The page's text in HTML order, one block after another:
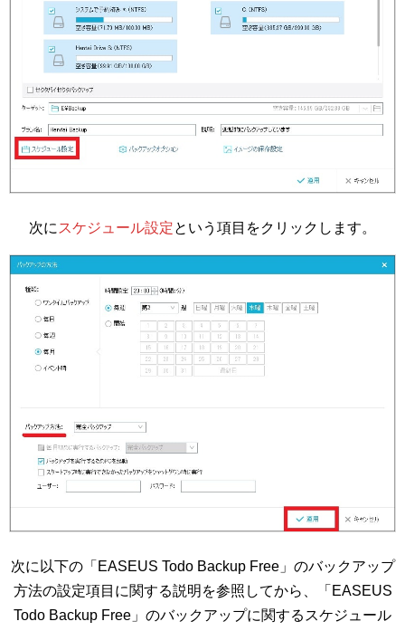
次に スケジュール設定という項目をクリックします。
次に以下の「EASEUS Todo Backup Free」のバックアップ
方法の設定項目に関する説明を参照してから、「EASEUS
Todo Backup Free」のバックアップに関するスケジュール